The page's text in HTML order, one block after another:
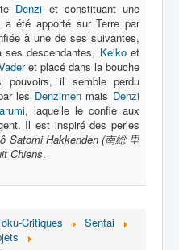
(電子 戦
Denzi et constituant une
a été apporté sur Terre par
à une de ses suivantes,
descendantes, Keikoet
et placé dans la bouche
il semble perdu
les Denzimenmais Denzi
, laquelle le confie aux
Il est inspiré des perles
Satomi Hakkenden (南総 里
Chiens.
Critiques
Sentai